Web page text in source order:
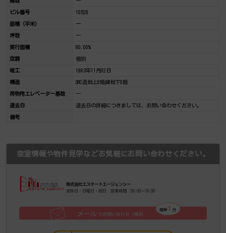
ビル番号 10528
面積（平米） ー
坪数 ー
実行面積 80.00%
空調 個別
竣工 1983年11月02日
構造 SRC造地上8階建地下0階
荷物用エレベーター基数 ー
退去日 退去日の詳細につきましては、お問い合わせください。
備考
空室情報や物件見学などお気軽にお問い合わせください。
株式会社エステートエージェンシー
定休日：日曜日・祝日 営業時間：09:00～19:00
でお問い合わせ（無料）
メール
簡単 分
1